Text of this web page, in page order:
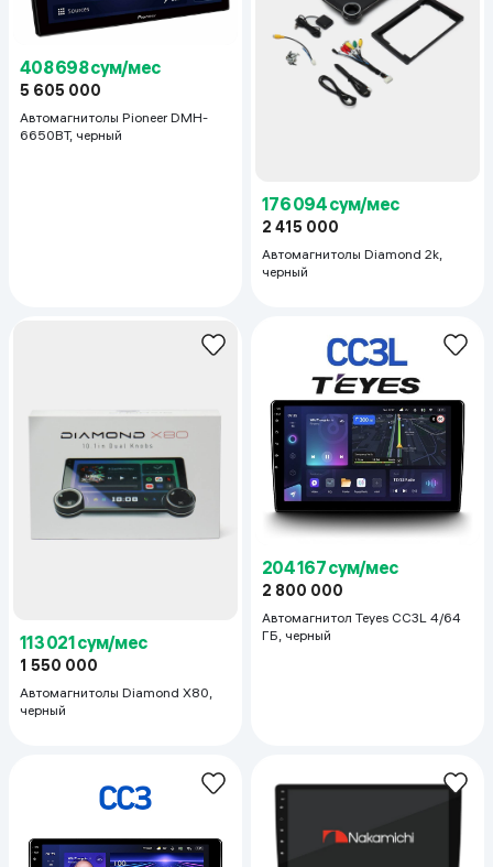
408 698 сум/мес
5 605 000
Автомагнитолы Pioneer DMH-
6650BT, черный
176 094 сум/мес
2 415 000
Автомагнитолы Diamond 2k,
черный
113 021 сум/мес
1 550 000
Автомагнитолы Diamond X80,
черный
204 167 сум/мес
2 800 000
Автомагнитол Teyes CC3L 4/64
ГБ, черный